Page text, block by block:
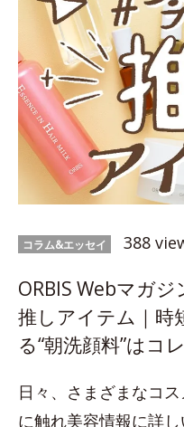
コラム&エッセイ 388
ORBIS Webマガ
推しアイテム｜時
る“朝洗顔料”はコレ
日々、さまざまなコ
に触れ美容情報に詳